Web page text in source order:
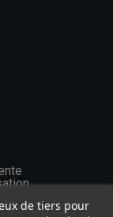
de tiers pour